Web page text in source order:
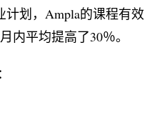
划，Ampla的课程有效
内平均提高了30％。